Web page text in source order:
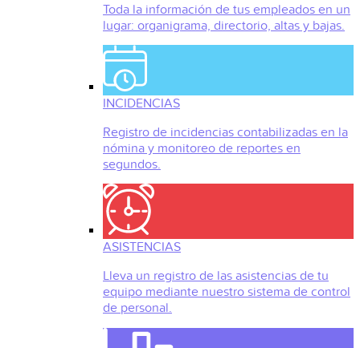
Toda la información de tus empleados en un
lugar: organigrama, directorio, altas y bajas.
INCIDENCIAS
Registro de incidencias contabilizadas en la
nómina y monitoreo de reportes en
segundos.
ASISTENCIAS
Lleva un registro de las asistencias de tu
equipo mediante nuestro sistema de control
de personal.